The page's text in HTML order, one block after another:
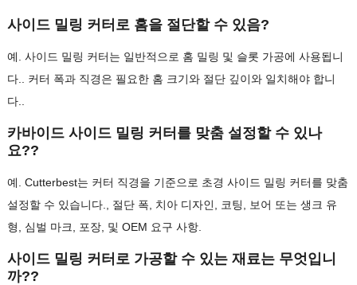
사이드 밀링 커터로 홈을 절단할 수 있음?
예. 사이드 밀링 커터는 일반적으로 홈 밀링 및 슬롯 가공에 사용됩니
다.. 커터 폭과 직경은 필요한 홈 크기와 절단 깊이와 일치해야 합니
다..
카바이드 사이드 밀링 커터를 맞춤 설정할 수 있나
요??
예. Cutterbest는 커터 직경을 기준으로 초경 사이드 밀링 커터를 맞춤
설정할 수 있습니다., 절단 폭, 치아 디자인, 코팅, 보어 또는 생크 유
형, 심벌 마크, 포장, 및 OEM 요구 사항.
사이드 밀링 커터로 가공할 수 있는 재료는 무엇입니
까??